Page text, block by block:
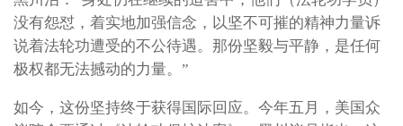
没有怨怼，着实地加强信念，以坚不可摧的精神力量诉
说着法轮功遭受的不公待遇。那份坚毅与平静，是任何
极权都无法撼动的力量。”
如今，这份坚持终于获得国际回应。今年五月，美国众